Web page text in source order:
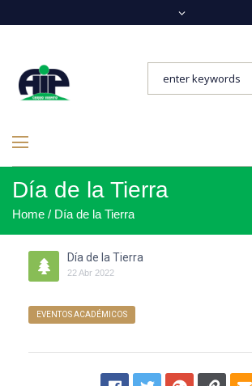
Día de la Tierra
Home / Día de la Tierra
Día de la Tierra
22Abr 2022
EVENTOS ACADÉMICOS